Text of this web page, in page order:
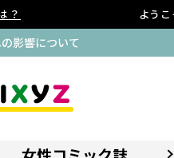
？ ようこ
払込用紙による後払